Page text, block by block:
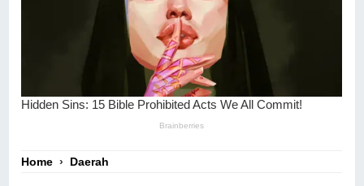
Home › Daerah